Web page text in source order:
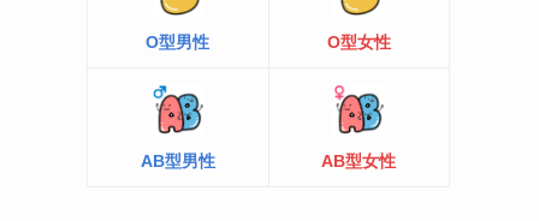
O型男性 O型女性
AB型男性 AB型女性